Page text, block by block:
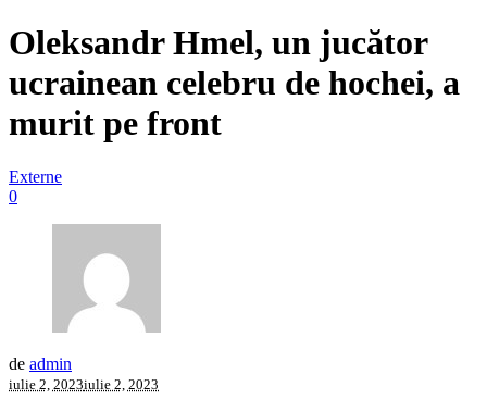
Oleksandr Hmel, un jucător
ucrainean celebru de hochei, a
murit pe front
Externe
0
de admin
iulie 2, 2023iulie 2, 2023